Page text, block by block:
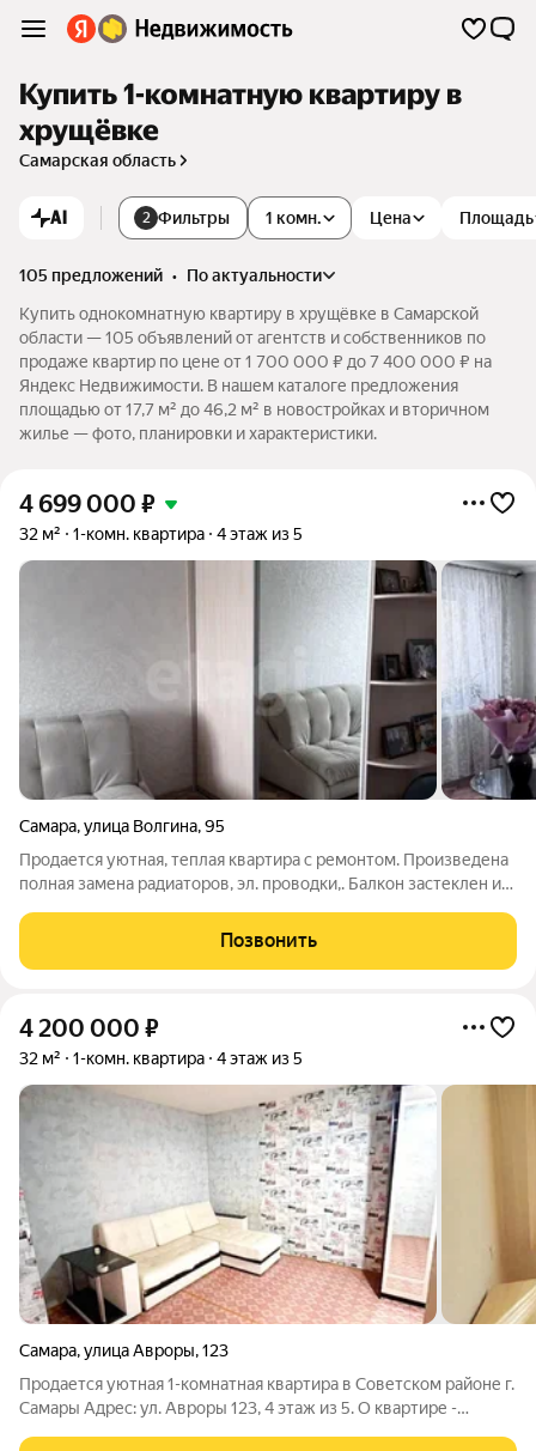
Купить 1-комнатную квартиру в
хрущёвке
Самарская область
AI 2 Фильтры 1 комн. Цена Площадь
105 предложений •
по актуальности
Купить однокомнатную квартиру в хрущёвке в Самарской
области — 105 объявлений от агентств и собственников по
продаже квартир по цене от 1 700 000 ₽ до 7 400 000 ₽ на
Яндекс Недвижимости. В нашем каталоге предложения
площадью от 17,7 м² до 46,2 м² в новостройках и вторичном
жилье — фото, планировки и характеристики.
4 699 000 ₽
32 м² 1-комн. квартира 4 этаж из 5
Самара,улица Волгина,95
Продается уютная, теплая квартира с ремонтом. Произведена
полная замена радиаторов, эл. проводки,. Балкон застеклен и
встроенный большой шкаф и кухонный гарнитур. В подъезде
сделан ремонт, заменены
Позвонить
4 200 000 ₽
32 м² 1-комн. квартира 4 этаж из 5
Самара,улица Авроры,123
Продается уютная 1-комнатная квартира в Советском районе г.
Самары Адрес: ул. Авроры 123, 4 этаж из 5. О квартире -